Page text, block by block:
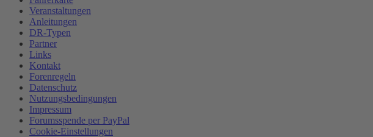
Veranstaltungen
Anleitungen
DR-Typen
Partner
Links
Kontakt
Forenregeln
Datenschutz
Nutzungsbedingungen
Impressum
Forumsspende per PayPal
Cookie-Einstellungen